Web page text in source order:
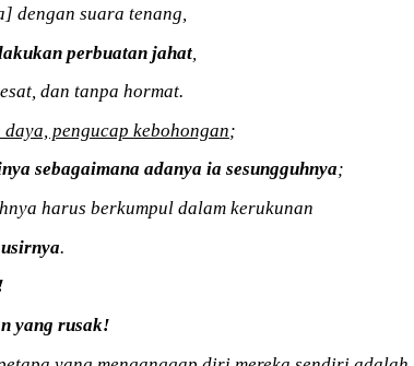
dengan suara tenang,
perbuatan jahat,
dan tanpa hormat.
pengucap kebohongan;
sebagaimana adanya ia sesungguhnya;
harus berkumpul dalam kerukunan
.
yang rusak!